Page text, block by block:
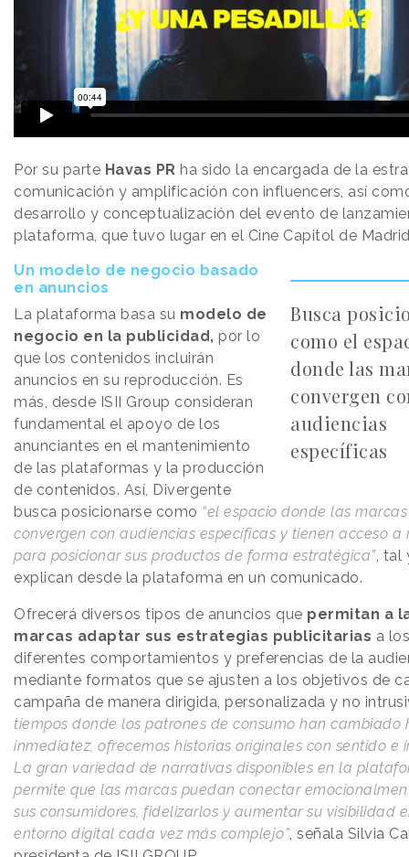
Por su parte Havas PR ha sido la encargada de la
comunicación y amplificación con influencers, así
desarrollo y conceptualización del evento de
plataforma, que tuvo lugar en el Cine Capitol de
Busca
como el
donde las
convergen
audiencias
específicas
Un modelo de negocio basado
en anuncios
La plataforma basa su modelo de
negocio en la publicidad, por lo
que los contenidos incluirán
anuncios en su reproducción. Es
más, desde ISII Group consideran
fundamental el apoyo de los
anunciantes en el mantenimiento
de las plataformas y la producción
de contenidos. Así, Divergente
busca posicionarse como “el espacio donde las marcas
convergen con audiencias específicas y tienen acceso a
para posicionar sus productos de forma estratégica” ,
explican desde la plataforma en un comunicado.
Ofrecerá diversos tipos de anuncios que permitan a
marcas adaptar sus estrategias publicitarias a los
diferentes comportamientos y preferencias de la
mediante formatos que se ajusten a los objetivos de
campaña de manera dirigida, personalizada y no
tiempos donde los patrones de consumo han cambiado
inmediatez, ofrecemos historias originales con sentido e
La gran variedad de narrativas disponibles en la
permite que las marcas puedan conectar
sus consumidores, fidelizarlos y aumentar su visibilidad
entorno digital cada vez más complejo” , señala Silvia